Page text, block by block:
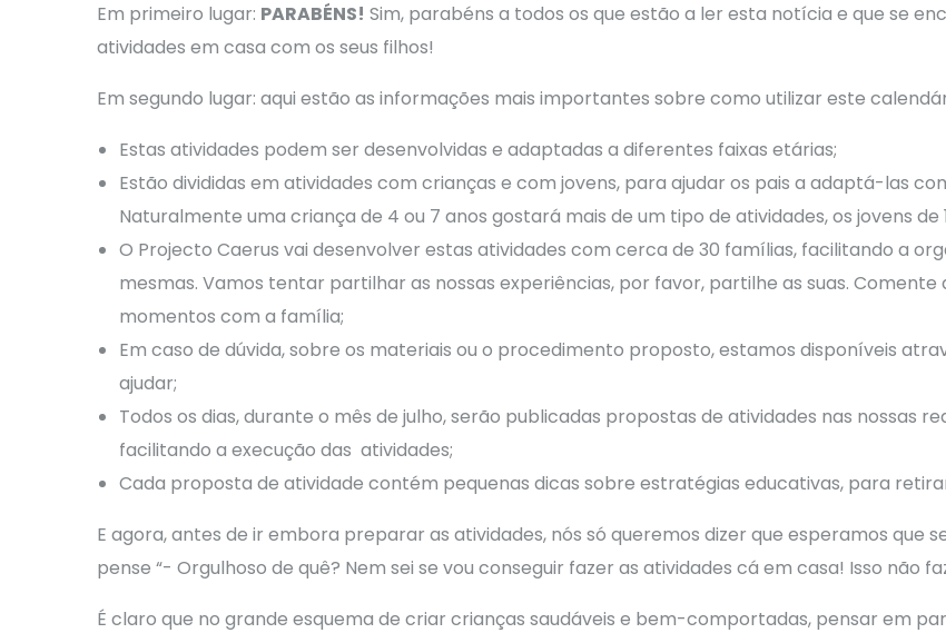
Em primeiro lugar: PARABÉNS! Sim, parabéns a todos os que estão a ler esta notícia e que se
atividades em casa com os seus filhos!
Em segundo lugar: aqui estão as informações mais importantes sobre como utilizar este
Estas atividades podem ser desenvolvidas e adaptadas a diferentes faixas etárias;
Estão divididas em atividades com crianças e com jovens, para ajudar os pais a adaptá-las
Naturalmente uma criança de 4 ou 7 anos gostará mais de um tipo de atividades, os jovens de
O Projecto Caerus vai desenvolver estas atividades com cerca de 30 famílias, facilitando a
mesmas. Vamos tentar partilhar as nossas experiências, por favor, partilhe as suas.
momentos com a família;
Em caso de dúvida, sobre os materiais ou o procedimento proposto, estamos disponíveis
ajudar;
Todos os dias, durante o mês de julho, serão publicadas propostas de atividades nas nossas
facilitando a execução das atividades;
Cada proposta de atividade contém pequenas dicas sobre estratégias educativas, para
E agora, antes de ir embora preparar as atividades, nós só queremos dizer que esperamos que
pense “- Orgulhoso de quê? Nem sei se vou conseguir fazer as atividades cá em casa! Isso não
É claro que no grande esquema de criar crianças saudáveis e bem-comportadas, pensar em